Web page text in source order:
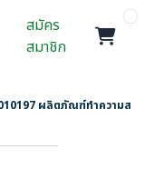
สมัคร
สมาชิก
ผลิตภัณฑ์ทำความสะ